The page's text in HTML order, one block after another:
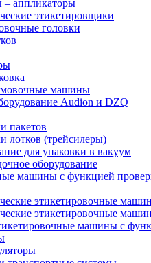
аппликаторы
этикетировщики
головки
машины
Audion и DZQ
пакетов
лотков (трейсилеры)
для упаковки в вакуум
оборудование
машины с функцией
этикетировочные
этикетировочные
машины с